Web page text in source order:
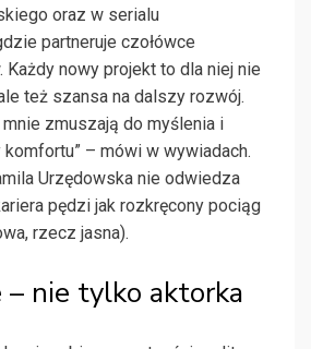
oraz w serialu
partneruje czołówce
Każdy nowy projekt to dla niej nie
też szansa na dalszy rozwój.
mnie zmuszają do myślenia i
– mówi w wywiadach.
Urzędowska nie odwiedza
pędzi jak rozkręcony pociąg
rzecz jasna).
nie tylko aktorka